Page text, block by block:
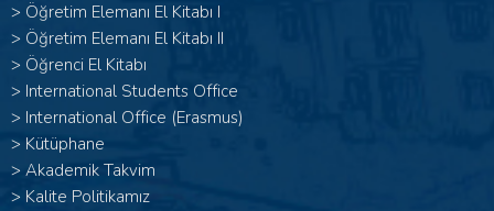
> Öğretim Elemanı El Kitabı I
> Öğretim Elemanı El Kitabı II
> Öğrenci El Kitabı
> International Students Office
> International Office (Erasmus)
> Kütüphane
> Akademik Takvim
> Kalite Politikamız